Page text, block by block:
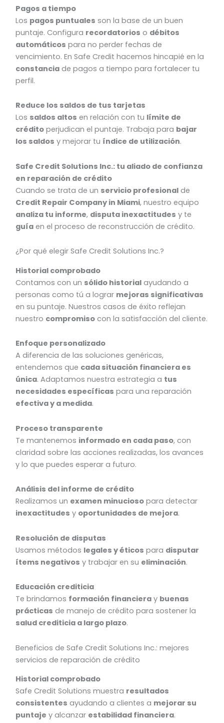
Pagos a tiempo
Los pagos puntuales son la base de un buen
puntaje. Configura recordatorios o débitos
automáticos para no perder fechas de
vencimiento. En Safe Credit hacemos hincapié en la
constancia de pagos a tiempo para fortalecer tu
perfil.
Reduce los saldos de tus tarjetas
Los saldos altos en relación con tu límite de
crédito perjudican el puntaje. Trabaja para bajar
los saldos y mejorar tu índice de utilización.
Safe Credit Solutions Inc.: tu aliado de confianza
en reparación de crédito
Cuando se trata de un servicio profesional de
Credit Repair Company in Miami, nuestro equipo
analiza tu informe, disputa inexactitudes y te
guía en el proceso de reconstrucción de crédito.
¿Por qué elegir Safe Credit Solutions Inc.?
Historial comprobado
Contamos con un sólido historial ayudando a
personas como tú a lograr mejoras significativas
en su puntaje. Nuestros casos de éxito reflejan
nuestro compromiso con la satisfacción del cliente.
Enfoque personalizado
A diferencia de las soluciones genéricas,
entendemos que cada situación financiera es
única. Adaptamos nuestra estrategia a tus
necesidades específicas para una reparación
efectiva y a medida.
Proceso transparente
Te mantenemos informado en cada paso, con
claridad sobre las acciones realizadas, los avances
y lo que puedes esperar a futuro.
Análisis del informe de crédito
Realizamos un examen minucioso para detectar
inexactitudes y oportunidades de mejora.
Resolución de disputas
Usamos métodos legales y éticos para disputar
ítems negativos y trabajar en su eliminación.
Educación crediticia
Te brindamos formación financiera y buenas
prácticas de manejo de crédito para sostener la
salud crediticia a largo plazo.
Beneficios de Safe Credit Solutions Inc.: mejores
servicios de reparación de crédito
Historial comprobado
Safe Credit Solutions muestra resultados
consistentes ayudando a clientes a mejorar su
puntaje y alcanzar estabilidad financiera.